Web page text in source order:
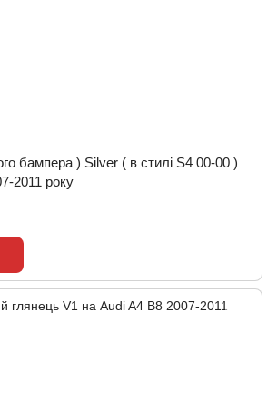
бампера ) Silver ( в стилі S4 00-00 )
2011 року